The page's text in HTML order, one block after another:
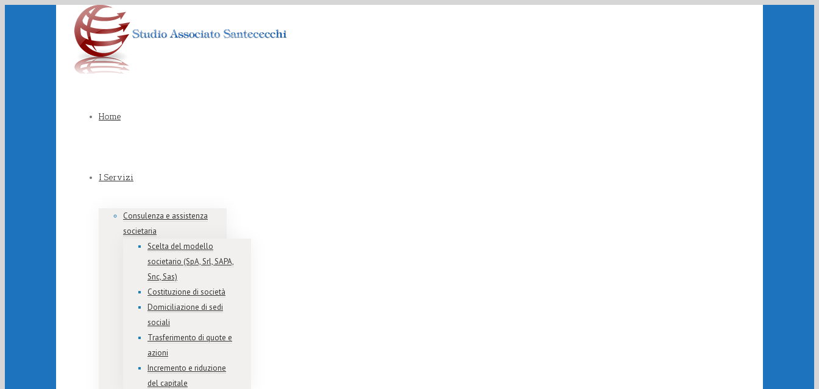
Home
I Servizi
Consulenza e assistenza
societaria
Scelta del modello
societario (SpA, Srl, SAPA,
Snc, Sas)
Costituzione di società
Domiciliazione di sedi
sociali
Trasferimento di quote e
azioni
Incremento e riduzione
del capitale